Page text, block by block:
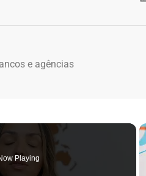
e agências
Playing